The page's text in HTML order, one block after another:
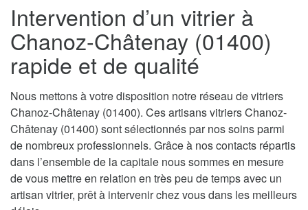
Intervention d’un vitrier à
Chanoz-Châtenay (01400)
rapide et de qualité
Nous mettons à votre disposition notre réseau de vitriers
Chanoz-Châtenay (01400). Ces artisans vitriers Chanoz-
Châtenay (01400) sont sélectionnés par nos soins parmi
de nombreux professionnels. Grâce à nos contacts répartis
dans l’ensemble de la capitale nous sommes en mesure
de vous mettre en relation en très peu de temps avec un
artisan vitrier, prêt à intervenir chez vous dans les meilleurs